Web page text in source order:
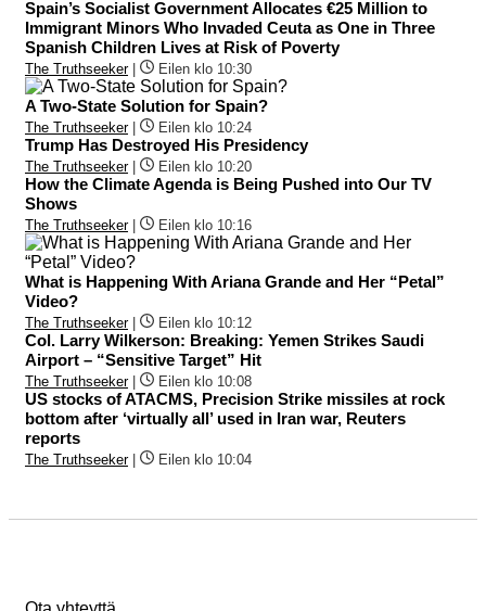
Spain’s Socialist Government Allocates €25 Million to
Immigrant Minors Who Invaded Ceuta as One in Three
Spanish Children Lives at Risk of Poverty
The Truthseeker| Eilen klo 10:30
A Two-State Solution for Spain?
The Truthseeker| Eilen klo 10:24
Trump Has Destroyed His Presidency
The Truthseeker| Eilen klo 10:20
How the Climate Agenda is Being Pushed into Our TV
Shows
The Truthseeker| Eilen klo 10:16
What is Happening With Ariana Grande and Her “Petal”
Video?
The Truthseeker| Eilen klo 10:12
Col. Larry Wilkerson: Breaking: Yemen Strikes Saudi
Airport – “Sensitive Target” Hit
The Truthseeker| Eilen klo 10:08
US stocks of ATACMS, Precision Strike missiles at rock
bottom after ‘virtually all’ used in Iran war, Reuters
reports
The Truthseeker| Eilen klo 10:04